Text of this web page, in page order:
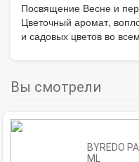
Посвящение Весне и
Цветочный аромат,
и садовых цветов во
Вы смотрели
BYREDO
ML